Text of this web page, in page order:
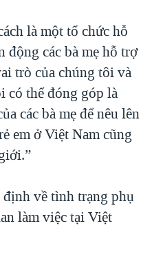
là một tổ chức hỗ
động các bà mẹ hỗ trợ
trò của chúng tôi và
có thể đóng góp là
các bà mẹ để nêu lên
em ở Việt Nam cũng
định về tình trạng phụ
làm việc tại Việt